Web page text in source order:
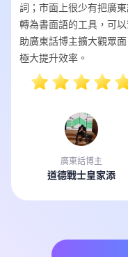
詞；市面上很少有把廣
轉為書面語的工具，可
助廣東話博主擴大觀眾面
極大提升效率。
廣東話博主
道德戰士皇家添